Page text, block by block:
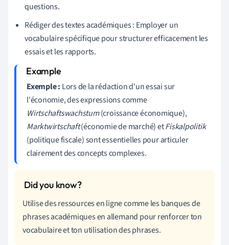
questions.
Rédiger des textes académiques : Employer un
vocabulaire spécifique pour structurer efficacement les
essais et les rapports.
Exemple : Lors de la rédaction d'un essai sur
l'économie, des expressions comme
Wirtschaftswachstum(croissance économique),
Marktwirtschaft(économie de marché) etFiskalpolitik
(politique fiscale) sont essentielles pour articuler
clairement des concepts complexes.
Utilise des ressources en ligne comme les banques de
phrases académiques en allemand pour renforcer ton
vocabulaire et ton utilisation des phrases.